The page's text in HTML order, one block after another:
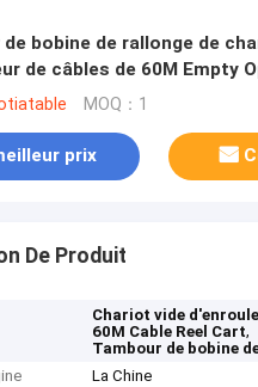
de bobine de rallonge de
de câbles de 60M Empty
MOQ：1
prix
De Produit
Chariot vide
60M Cable Reel Cart,
Tambour de bobine
La Chine